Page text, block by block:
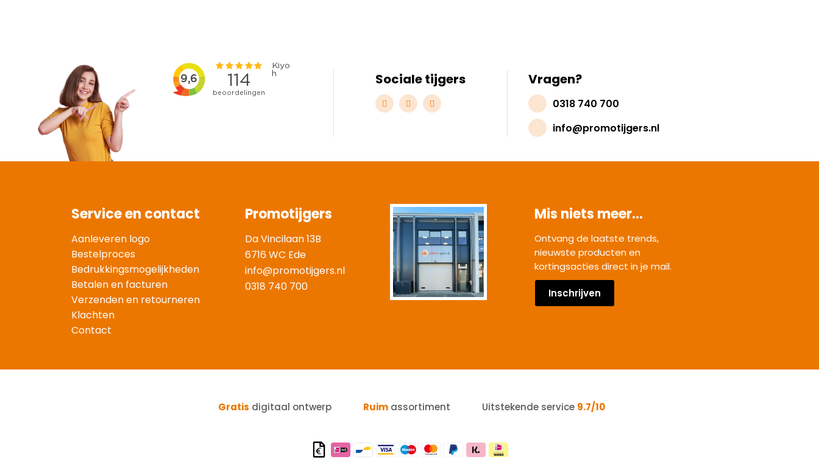
Sociale tijgers Vragen?
0318 740 700
info@promotijgers.nl
Service en contact
Aanleveren logo
Bestelproces
Bedrukkingsmogelijkheden
Betalen en facturen
Verzenden en retourneren
Klachten
Contact
Promotijgers
Da Vincilaan 13B
6716 WC Ede
info@promotijgers.nl
0318 740 700
Mis niets meer...
Ontvang de laatste trends,
nieuwste producten en
kortingsacties direct in je mail.
Inschrijven
Gratis digitaal ontwerp Ruim assortiment Uitstekende service 9.7/10